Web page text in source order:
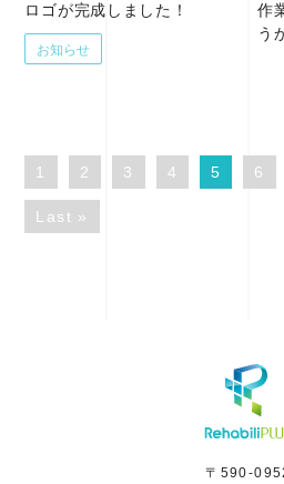
ロゴが完成しました！
お知らせ
作
う
1 2 3 4 5 6
Last »
〒590-